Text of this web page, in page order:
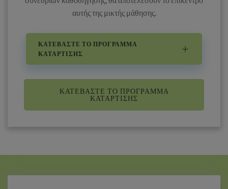
αυτής της μικτής μάθησης.
ΚΑΤΕΒΆΣΤΕ ΤΟ ΠΡΌΓΡΑΜΜΑ
ΚΑΤΆΡΤΙΣΗΣ
ΚΑΤΕΒΆΣΤΕ ΤΟ ΠΡΌΓΡΑΜΜΑ
ΚΑΤΆΡΤΙΣΗΣ